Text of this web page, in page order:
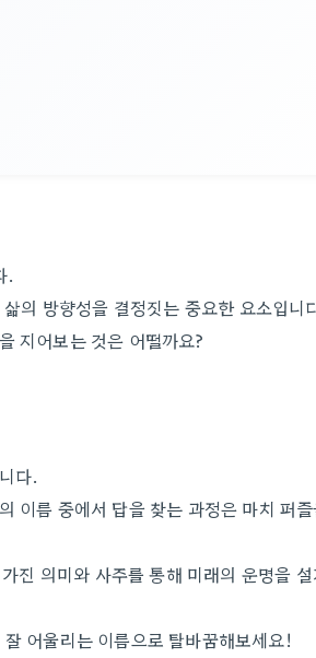
.
의 방향성을 결정짓는 중요한 요소입니
지어보는 것은 어떨까요?
다.
이름 중에서 답을 찾는 과정은 마치 퍼
진 의미와 사주를 통해 미래의 운명을 설
어울리는 이름으로 탈바꿈해보세요!